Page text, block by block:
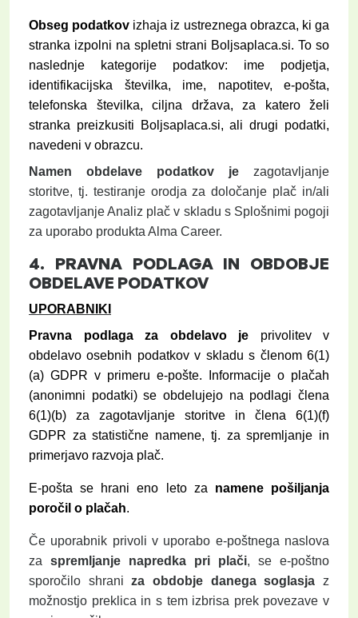
Obseg podatkov izhaja iz ustreznega obrazca, ki ga
stranka izpolni na spletni strani Boljsaplaca.si. To so
naslednje kategorije podatkov: ime podjetja,
identifikacijska številka, ime, napotitev, e-pošta,
telefonska številka, ciljna država, za katero želi
stranka preizkusiti
Boljsaplaca.si, ali drugi podatki,
navedeni v obrazcu.
Namen obdelave podatkov je zagotavljanje
storitve, tj. testiranje orodja za določanje plač in/ali
zagotavljanje Analiz plač v skladu s Splošnimi pogoji
za uporabo produkta Alma Career.
4. PRAVNA PODLAGA IN OBDOBJE
OBDELAVE PODATKOV
UPORABNIKI
Pravna podlaga za obdelavo je privolitev v
obdelavo osebnih podatkov v skladu s členom 6(1)
(a) GDPR v primeru e-pošte. Informacije o plačah
(anonimni podatki) se obdelujejo na podlagi člena
6(1)(b) za zagotavljanje storitve in člena 6(1)(f)
GDPR za statistične namene, tj. za spremljanje in
primerjavo razvoja plač.
E-pošta se hrani eno leto za namene pošiljanja
poročil o plačah.
Če uporabnik privoli v uporabo e-poštnega naslova
za spremljanje napredka pri plači, se e-poštno
sporočilo shraniza obdobje danega soglasja z
možnostjo preklica in s tem izbrisa prek povezave v